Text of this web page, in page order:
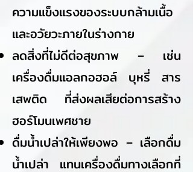
ความแข็งแรงของระบบกล้ามเนื้อ
และอวัยวะภายในร่างกาย
ลดสิ่งที่ไม่ดีต่อสุขภาพ – เช่น
เครื่องดื่มแอลกอฮอล์ บุหรี่ สาร
เสพติด ที่ส่งผลเสียต่อการสร้าง
ฮอร์โมนเพศชาย
ดื่มน้ำเปล่าให้เพียงพอ – เลือกดื่ม
น้ำเปล่า แทนเครื่องดื่มทางเลือกที่